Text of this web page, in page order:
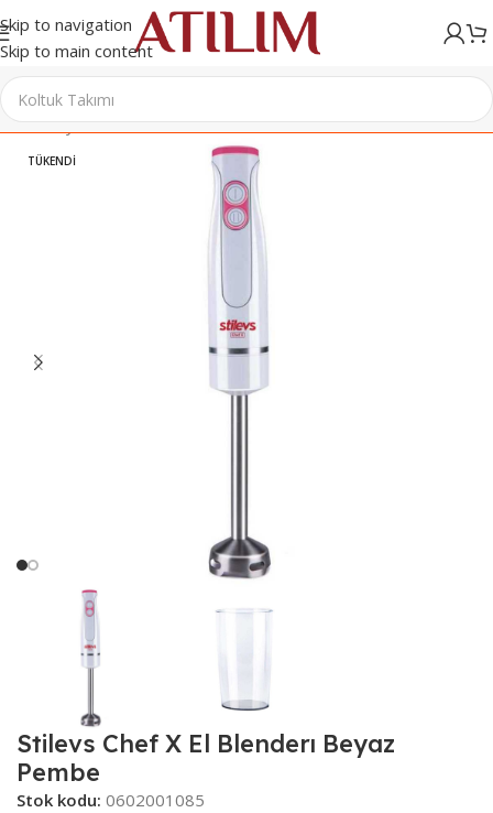
Skip to navigation
Skip to main content
Ana Sayfa/Elektrikli Ev Aletleri/Blender
TÜKENDI
Stilevs Chef X El Blenderı Beyaz
Pembe
Stok kodu: 0602001085